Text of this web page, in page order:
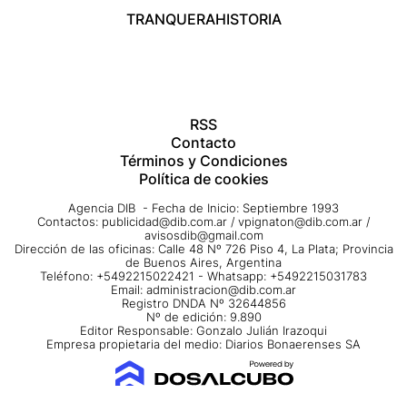
TRANQUERAHISTORIA
RSS
Contacto
Términos y Condiciones
Política de cookies
Agencia DIB - Fecha de Inicio: Septiembre 1993
Contactos: publicidad@dib.com.ar / vpignaton@dib.com.ar /
avisosdib@gmail.com
Dirección de las oficinas: Calle 48 Nº 726 Piso 4, La Plata; Provincia
de Buenos Aires, Argentina
Teléfono: +5492215022421 - Whatsapp: +5492215031783
Email: administracion@dib.com.ar
Registro DNDA Nº 32644856
Nº de edición: 9.890
Editor Responsable: Gonzalo Julián Irazoqui
Empresa propietaria del medio: Diarios Bonaerenses SA